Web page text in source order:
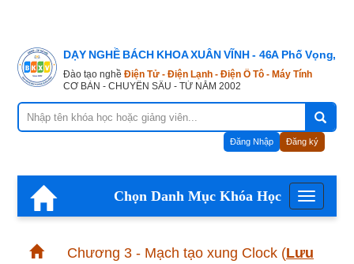
DẠY NGHỀ BÁCH KHOA XUÂN VĨNH - 46A Phố Vọng,
Đào tạo nghề Điện Tử - Điện Lạnh - Điện Ô Tô - Máy Tính
CƠ BẢN - CHUYÊN SÂU - TỪ NĂM 2002
Đăng Nhập Đăng ký
Menu
Chọn Danh Mục Khóa Học
Chương 3 - Mạch tạo xung Clock (Lưu